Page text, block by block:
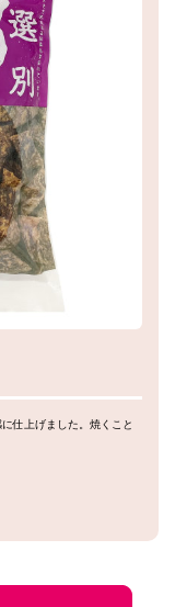
仕上げました。焼くこと